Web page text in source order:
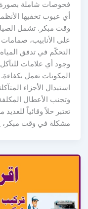
فحوصات شاملة
أي عيوب تخفيها
وقت مبكر. تشمل
على الأنابيب،
التحكّم في تدفق
وجود أي علامات
المكونات تعمل
استبدال الأجزاء
وتجنب الأعطال
تعتبر حلاً وقائياً
مشكلة في وقت مبكر،